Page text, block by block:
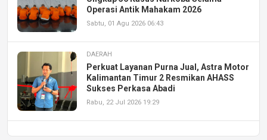
Operasi Antik Mahakam 2026
Sabtu, 01 Agu 2026 06:43
DAERAH
Perkuat Layanan Purna Jual, Astra Motor
Kalimantan Timur 2 Resmikan AHASS
Sukses Perkasa Abadi
Rabu, 22 Jul 2026 19:29